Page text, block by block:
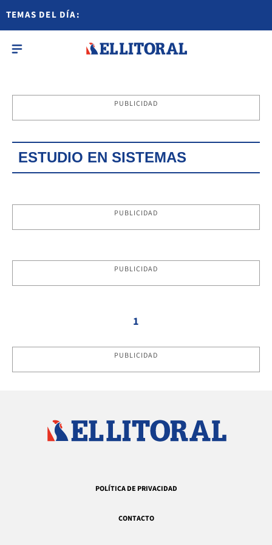
TEMAS DEL DÍA:
PUBLICIDAD
ESTUDIO EN SISTEMAS
PUBLICIDAD
PUBLICIDAD
1
PUBLICIDAD
POLÍTICA DE PRIVACIDAD
CONTACTO